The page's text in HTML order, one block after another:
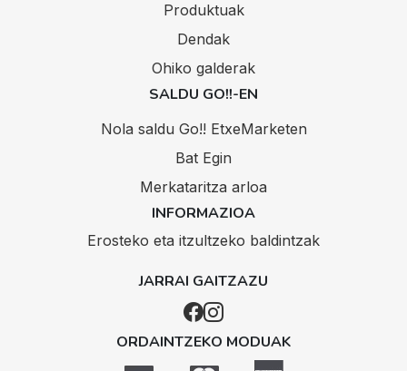
Produktuak
Dendak
Ohiko galderak
SALDU GO!!-EN
Nola saldu Go!! EtxeMarketen
Bat Egin
Merkataritza arloa
INFORMAZIOA
Erosteko eta itzultzeko baldintzak
JARRAI GAITZAZU
ORDAINTZEKO MODUAK